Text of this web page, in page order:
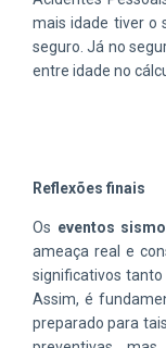
mais idade tiver o
seguro. Já no
entre idade no
Reflexões finais
Os eventos
ameaça real e
significativos tanto
Assim, é
preparado para